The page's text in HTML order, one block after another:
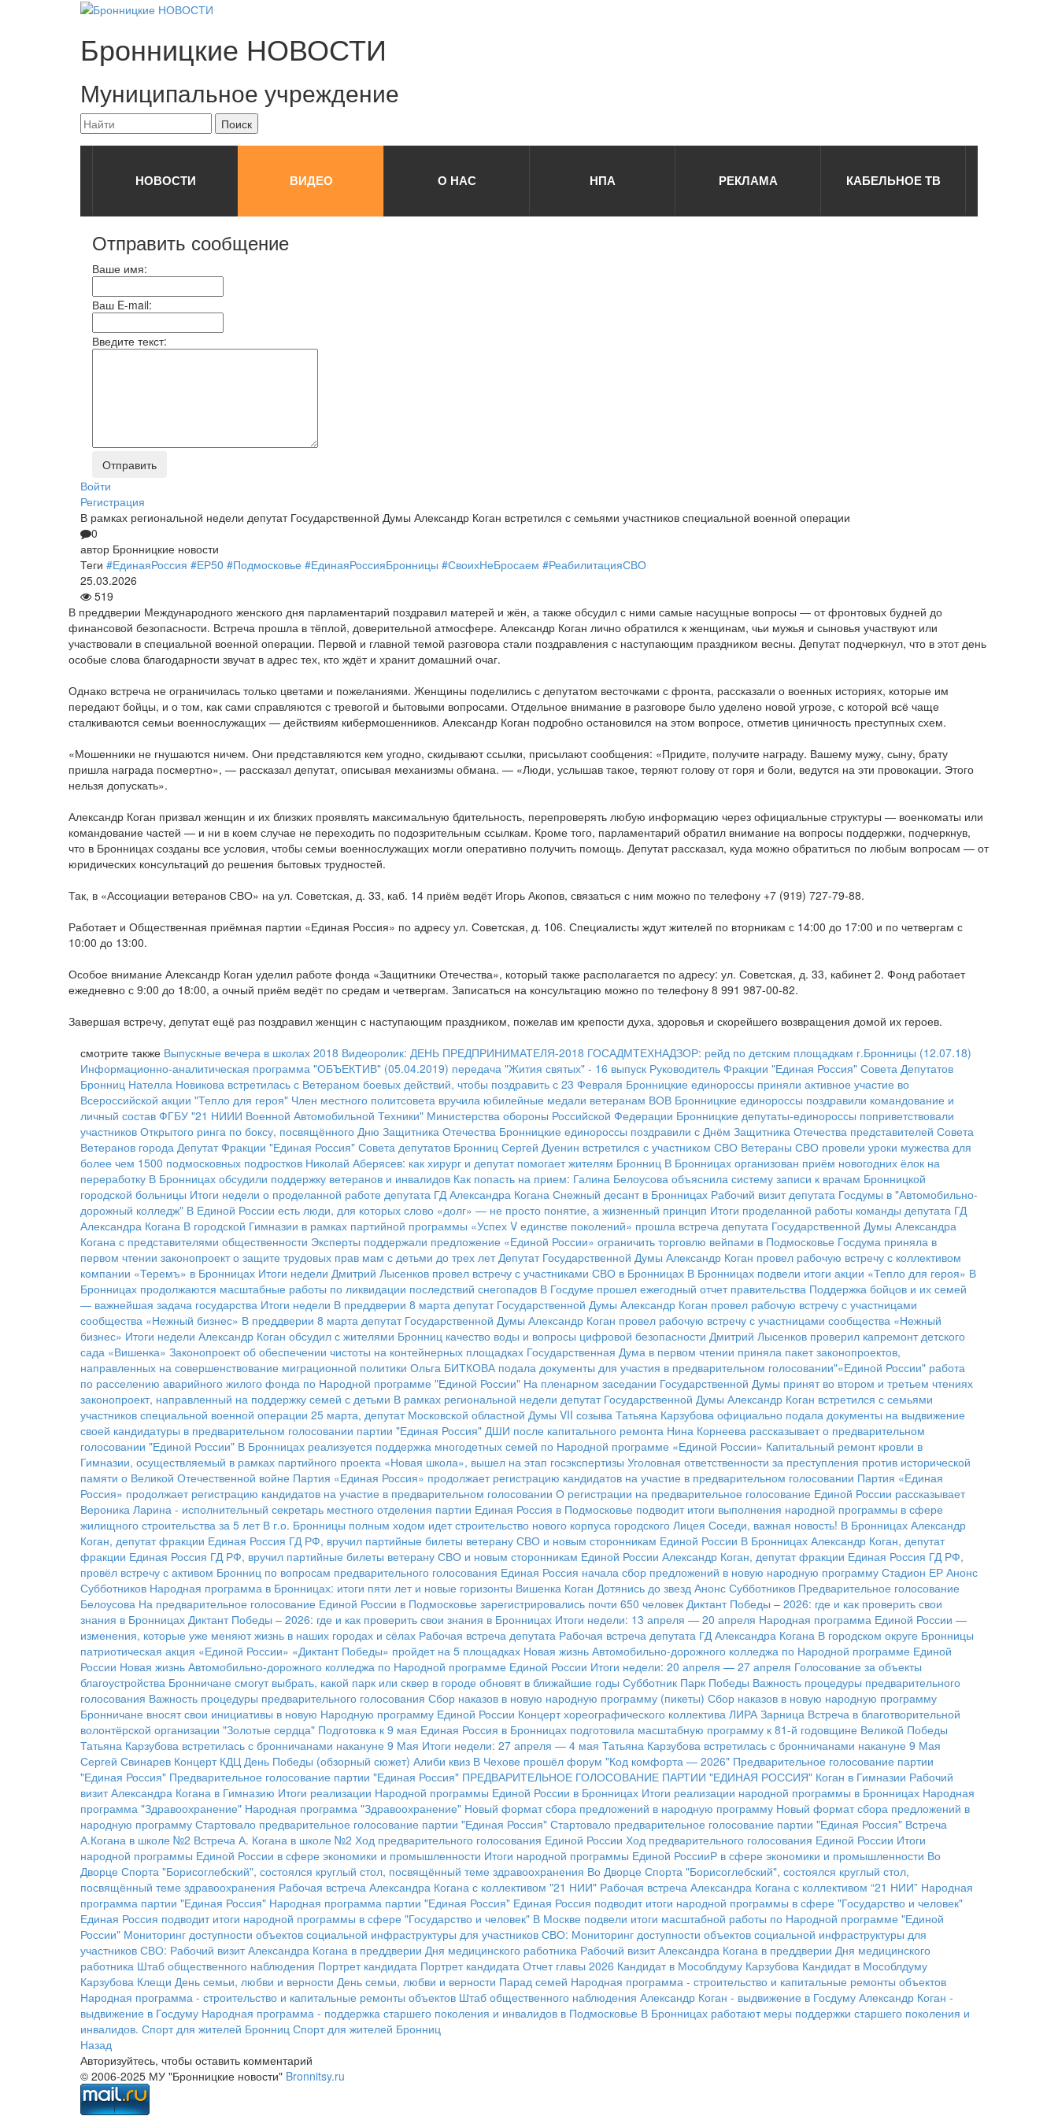
Бронницкие НОВОСТИ
Муниципальное учреждение
НОВОСТИ ВИДЕО О НАС НПА РЕКЛАМА КАБЕЛЬНОЕ ТВ
Отправить сообщение
Ваше имя:
Ваш E-mail:
Введите текст:
Войти
Регистрация
В рамках региональной недели депутат Государственной Думы Александр Коган встретился с семьями участников специальной военной операции
0
автор Бронницкие новости
Теги #ЕдинаяРоссия #ЕР50 #Подмосковье #ЕдинаяРоссияБронницы #СвоихНеБросаем #РеабилитацияСВО
25.03.2026
519
В преддверии Международного женского дня парламентарий поздравил матерей и жён, а также обсудил с ними самые насущные вопросы — от фронтовых будней до
финансовой безопасности. Встреча прошла в тёплой, доверительной атмосфере. Александр Коган лично обратился к женщинам, чьи мужья и сыновья участвуют или
участвовали в специальной военной операции. Первой и главной темой разговора стали поздравления с наступающим праздником весны. Депутат подчеркнул, что в этот день
особые слова благодарности звучат в адрес тех, кто ждёт и хранит домашний очаг.
Однако встреча не ограничилась только цветами и пожеланиями. Женщины поделились с депутатом весточками с фронта, рассказали о военных историях, которые им
передают бойцы, и о том, как сами справляются с тревогой и бытовыми вопросами. Отдельное внимание в разговоре было уделено новой угрозе, с которой всё чаще
сталкиваются семьи военнослужащих — действиям кибермошенников. Александр Коган подробно остановился на этом вопросе, отметив циничность преступных схем.
«Мошенники не гнушаются ничем. Они представляются кем угодно, скидывают ссылки, присылают сообщения: «Придите, получите награду. Вашему мужу, сыну, брату
пришла награда посмертно», — рассказал депутат, описывая механизмы обмана. — «Люди, услышав такое, теряют голову от горя и боли, ведутся на эти провокации. Этого
нельзя допускать».
Александр Коган призвал женщин и их близких проявлять максимальную бдительность, перепроверять любую информацию через официальные структуры — военкоматы или
командование частей — и ни в коем случае не переходить по подозрительным ссылкам. Кроме того, парламентарий обратил внимание на вопросы поддержки, подчеркнув,
что в Бронницах созданы все условия, чтобы семьи военнослужащих могли оперативно получить помощь. Депутат рассказал, куда можно обратиться по любым вопросам — от
юридических консультаций до решения бытовых трудностей.
Так, в «Ассоциации ветеранов СВО» на ул. Советская, д. 33, каб. 14 приём ведёт Игорь Акопов, связаться с ним можно по телефону +7 (919) 727-79-88.
Работает и Общественная приёмная партии «Единая Россия» по адресу ул. Советская, д. 106. Специалисты ждут жителей по вторникам с 14:00 до 17:00 и по четвергам с
10:00 до 13:00.
Особое внимание Александр Коган уделил работе фонда «Защитники Отечества», который также располагается по адресу: ул. Советская, д. 33, кабинет 2. Фонд работает
ежедневно с 9:00 до 18:00, а очный приём ведёт по средам и четвергам. Записаться на консультацию можно по телефону 8 991 987-00-82.
Завершая встречу, депутат ещё раз поздравил женщин с наступающим праздником, пожелав им крепости духа, здоровья и скорейшего возвращения домой их героев.
смотрите также Выпускные вечера в школах 2018 Видеоролик: ДЕНЬ ПРЕДПРИНИМАТЕЛЯ-2018 ГОСАДМТЕХНАДЗОР: рейд по детским площадкам г.Бронницы (12.07.18)
Информационно-аналитическая программа "ОБЪЕКТИВ" (05.04.2019) передача "Жития святых" - 16 выпуск Руководитель Фракции "Единая Россия" Совета Депутатов
Бронниц Нателла Новикова встретилась с Ветераном боевых действий, чтобы поздравить с 23 Февраля Бронницкие единороссы приняли активное участие во
Всероссийской акции "Тепло для героя" Член местного политсовета вручила юбилейные медали ветеранам ВОВ Бронницкие единороссы поздравили командование и
личный состав ФГБУ "21 НИИИ Военной Автомобильной Техники" Министерства обороны Российской Федерации Бронницкие депутаты-единороссы поприветствовали
участников Открытого ринга по боксу, посвящённого Дню Защитника Отечества Бронницкие единороссы поздравили с Днём Защитника Отечества представителей Совета
Ветеранов города Депутат Фракции "Единая Россия" Совета депутатов Бронниц Сергей Дуенин встретился с участником СВО Ветераны СВО провели уроки мужества для
более чем 1500 подмосковных подростков Николай Аберясев: как хирург и депутат помогает жителям Бронниц В Бронницах организован приём новогодних ёлок на
переработку В Бронницах обсудили поддержку ветеранов и инвалидов Как попасть на прием: Галина Белоусова объяснила систему записи к врачам Бронницкой
городской больницы Итоги недели о проделанной работе депутата ГД Александра Когана Снежный десант в Бронницах Рабочий визит депутата Госдумы в "Автомобильно-
дорожный колледж" В Единой России есть люди, для которых слово «долг» — не просто понятие, а жизненный принцип Итоги проделанной работы команды депутата ГД
Александра Когана В городской Гимназии в рамках партийной программы «Успех V единстве поколений» прошла встреча депутата Государственной Думы Александра
Когана с представителями общественности Эксперты поддержали предложение «Единой России» ограничить торговлю вейпами в Подмосковье Госдума приняла в
первом чтении законопроект о защите трудовых прав мам с детьми до трех лет Депутат Государственной Думы Александр Коган провел рабочую встречу с коллективом
компании «Теремъ» в Бронницах Итоги недели Дмитрий Лысенков провел встречу с участниками СВО в Бронницах В Бронницах подвели итоги акции «Тепло для героя» В
Бронницах продолжаются масштабные работы по ликвидации последствий снегопадов В Госдуме прошел ежегодный отчет правительства Поддержка бойцов и их семей
— важнейшая задача государства Итоги недели В преддверии 8 марта депутат Государственной Думы Александр Коган провел рабочую встречу с участницами
сообщества «Нежный бизнес» В преддверии 8 марта депутат Государственной Думы Александр Коган провел рабочую встречу с участницами сообщества «Нежный
бизнес» Итоги недели Александр Коган обсудил с жителями Бронниц качество воды и вопросы цифровой безопасности Дмитрий Лысенков проверил капремонт детского
сада «Вишенка» Законопроект об обеспечении чистоты на контейнерных площадках Государственная Дума в первом чтении приняла пакет законопроектов,
направленных на совершенствование миграционной политики Ольга БИТКОВА подала документы для участия в предварительном голосовании"«Единой России" работа
по расселению аварийного жилого фонда по Народной программе "Единой России" На пленарном заседании Государственной Думы принят во втором и третьем чтениях
законопроект, направленный на поддержку семей с детьми В рамках региональной недели депутат Государственной Думы Александр Коган встретился с семьями
участников специальной военной операции 25 марта, депутат Московской областной Думы VII созыва Татьяна Карзубова официально подала документы на выдвижение
своей кандидатуры в предварительном голосовании партии "Единая Россия" ДШИ после капитального ремонта Нина Корнеева рассказывает о предварительном
голосовании "Единой России" В Бронницах реализуется поддержка многодетных семей по Народной программе «Единой России» Капитальный ремонт кровли в
Гимназии, осуществляемый в рамках партийного проекта «Новая школа», вышел на этап госэкспертизы Уголовная ответственности за преступления против исторической
памяти о Великой Отечественной войне Партия «Единая Россия» продолжает регистрацию кандидатов на участие в предварительном голосовании Партия «Единая
Россия» продолжает регистрацию кандидатов на участие в предварительном голосовании О регистрации на предварительное голосование Единой России рассказывает
Вероника Ларина - исполнительный секретарь местного отделения партии Единая Россия в Подмосковье подводит итоги выполнения народной программы в сфере
жилищного строительства за 5 лет В г.о. Бронницы полным ходом идет строительство нового корпуса городского Лицея Соседи, важная новость! В Бронницах Александр
Коган, депутат фракции Единая Россия ГД РФ, вручил партийные билеты ветерану СВО и новым сторонникам Единой России В Бронницах Александр Коган, депутат
фракции Единая Россия ГД РФ, вручил партийные билеты ветерану СВО и новым сторонникам Единой России Александр Коган, депутат фракции Единая Россия ГД РФ,
провёл встречу с активом Бронниц по вопросам предварительного голосования Единая Россия начала сбор предложений в новую народную программу Стадион ЕР Анонс
Субботников Народная программа в Бронницах: итоги пяти лет и новые горизонты Вишенка Коган Дотянись до звезд Анонс Субботников Предварительное голосование
Белоусова На предварительное голосование Единой России в Подмосковье зарегистрировались почти 650 человек Диктант Победы – 2026: где и как проверить свои
знания в Бронницах Диктант Победы – 2026: где и как проверить свои знания в Бронницах Итоги недели: 13 апреля — 20 апреля Народная программа Единой России —
изменения, которые уже меняют жизнь в наших городах и сёлах Рабочая встреча депутата Рабочая встреча депутата ГД Александра Когана В городском округе Бронницы
патриотическая акция «Единой России» «Диктант Победы» пройдет на 5 площадках Новая жизнь Автомобильно-дорожного колледжа по Народной программе Единой
России Новая жизнь Автомобильно-дорожного колледжа по Народной программе Единой России Итоги недели: 20 апреля — 27 апреля Голосование за объекты
благоустройства Бронничане смогут выбрать, какой парк или сквер в городе обновят в ближайшие годы Субботник Парк Победы Важность процедуры предварительного
голосования Важность процедуры предварительного голосования Сбор наказов в новую народную программу (пикеты) Сбор наказов в новую народную программу
Бронничане вносят свои инициативы в новую Народную программу Единой России Концерт хореографического коллектива ЛИРА Зарница Встреча в благотворительной
волонтёрской организации "Золотые сердца" Подготовка к 9 мая Единая Россия в Бронницах подготовила масштабную программу к 81-й годовщине Великой Победы
Татьяна Карзубова встретилась с бронничанами накануне 9 Мая Итоги недели: 27 апреля — 4 мая Татьяна Карзубова встретилась с бронничанами накануне 9 Мая
Сергей Свинарев Концерт КДЦ День Победы (обзорный сюжет) Алиби квиз В Чехове прошёл форум "Код комфорта — 2026" Предварительное голосование партии
"Единая Россия" Предварительное голосование партии "Единая Россия" ПРЕДВАРИТЕЛЬНОЕ ГОЛОСОВАНИЕ ПАРТИИ "ЕДИНАЯ РОССИЯ" Коган в Гимназии Рабочий
визит Александра Когана в Гимназию Итоги реализации Народной программы Единой России в Бронницах Итоги реализации народной программы в Бронницах Народная
программа "Здравоохранение" Народная программа "Здравоохранение" Новый формат сбора предложений в народную программу Новый формат сбора предложений в
народную программу Стартовало предварительное голосование партии "Единая Россия" Стартовало предварительное голосование партии "Единая Россия" Встреча
А.Когана в школе №2 Встреча А. Когана в школе №2 Ход предварительного голосования Единой России Ход предварительного голосования Единой России Итоги
народной программы Единой России в сфере экономики и промышленности Итоги народной программы Единой РоссииР в сфере экономики и промышленности Во
Дворце Спорта "Борисоглебский", состоялся круглый стол, посвящённый теме здравоохранения Во Дворце Спорта "Борисоглебский", состоялся круглый стол,
посвящённый теме здравоохранения Рабочая встреча Александра Когана с коллективом "21 НИИ" Рабочая встреча Александра Когана с коллективом “21 НИИ” Народная
программа партии "Единая Россия" Народная программа партии "Единая Россия" Единая Россия подводит итоги народной программы в сфере "Государство и человек"
Единая Россия подводит итоги народной программы в сфере "Государство и человек" В Москве подвели итоги масштабной работы по Народной программе "Единой
России" Мониторинг доступности объектов социальной инфраструктуры для участников СВО: Мониторинг доступности объектов социальной инфраструктуры для
участников СВО: Рабочий визит Александра Когана в преддверии Дня медицинского работника Рабочий визит Александра Когана в преддверии Дня медицинского
работника Штаб общественного наблюдения Портрет кандидата Портрет кандидата Отчет главы 2026 Кандидат в Мособлдуму Карзубова Кандидат в Мособлдуму
Карзубова Клещи День семьи, любви и верности День семьи, любви и верности Парад семей Народная программа - строительство и капитальные ремонты объектов
Народная программа - строительство и капитальные ремонты объектов Штаб общественного наблюдения Александр Коган - выдвижение в Госдуму Александр Коган -
выдвижение в Госдуму Народная программа - поддержка старшего поколения и инвалидов в Подмосковье В Бронницах работают меры поддержки старшего поколения и
инвалидов. Спорт для жителей Бронниц Спорт для жителей Бронниц
Назад
Авторизуйтесь, чтобы оставить комментарий
© 2006-2025 МУ "Бронницкие новости" Bronnitsy.ru